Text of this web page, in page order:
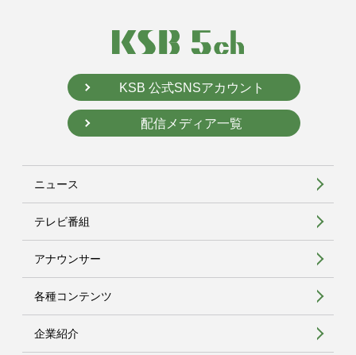
KSB 公式SNSアカウント
配信メディア一覧
ニュース
テレビ番組
アナウンサー
各種コンテンツ
企業紹介